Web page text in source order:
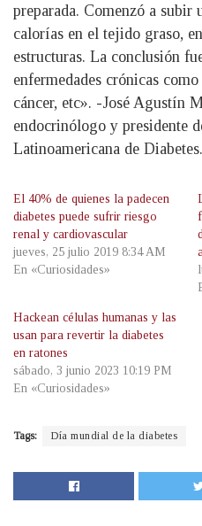
preparada. Comenzó a subir
calorías en el tejido graso,
estructuras. La conclusión
enfermedades crónicas
cáncer, etc». -José Agustín
endocrinólogo y presidente
Latinoamericana de Diabetes.
El 40% de quienes la padecen
diabetes puede sufrir riesgo
renal y cardiovascular
jueves, 25 julio 2019 8:34 AM
En «Curiosidades»
Hackean células humanas y las
usan para revertir la diabetes
en ratones
sábado, 3 junio 2023 10:19 PM
En «Curiosidades»
Tags: Día mundial de la diabetes